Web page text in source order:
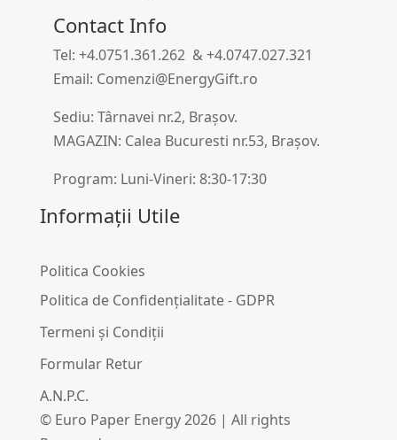
Contact Info
Tel: +4.0751.361.262 & +4.0747.027.321
Email: Comenzi@EnergyGift.ro
Sediu: Târnavei nr.2, Brașov.
MAGAZIN: Calea Bucuresti nr.53, Brașov.
Program: Luni-Vineri: 8:30-17:30
Informații Utile
Politica Cookies
Politica de Confidențialitate - GDPR
Termeni și Condiții
Formular Retur
A.N.P.C.
© Euro Paper Energy 2026 | All rights